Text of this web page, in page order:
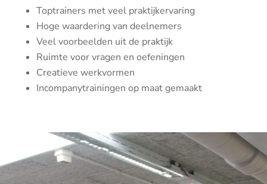
Toptrainers met veel praktijkervaring
Hoge waardering van deelnemers
Veel voorbeelden uit de praktijk
Ruimte voor vragen en oefeningen
Creatieve werkvormen
Incompanytrainingen op maat gemaakt